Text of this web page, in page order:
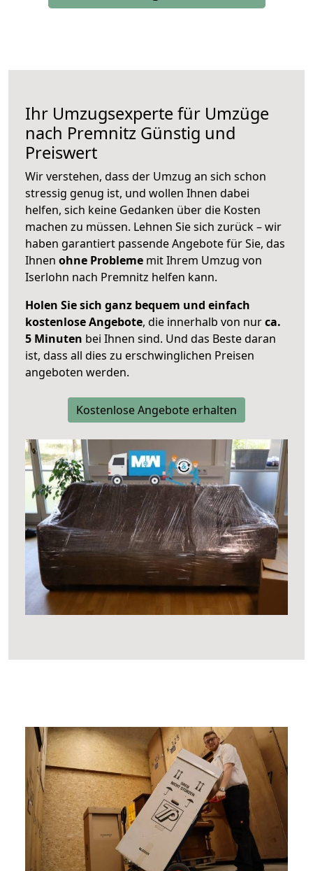
Ihr Umzugsexperte für Umzüge
nach Premnitz Günstig und
Preiswert
Wir verstehen, dass der Umzug an sich schon
stressig genug ist, und wollen Ihnen dabei
helfen, sich keine Gedanken über die Kosten
machen zu müssen. Lehnen Sie sich zurück – wir
haben garantiert passende Angebote für Sie, das
Ihnen ohne Probleme mit Ihrem Umzug von
Iserlohn nach Premnitz helfen kann.
Holen Sie sich ganz bequem und einfach
kostenlose Angebote, die innerhalb von nurca.
5 Minuten bei Ihnen sind. Und das Beste daran
ist, dass all dies zu erschwinglichen Preisen
angeboten werden.
Kostenlose Angebote erhalten